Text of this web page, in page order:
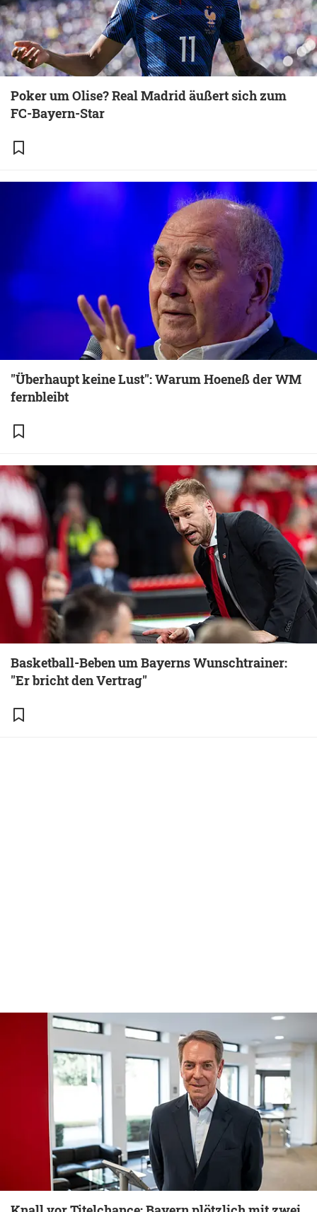
Poker um Olise? Real Madrid äußert sich zum
FC-Bayern-Star
"Überhaupt keine Lust": Warum Hoeneß der WM
fernbleibt
Basketball-Beben um Bayerns Wunschtrainer:
"Er bricht den Vertrag"